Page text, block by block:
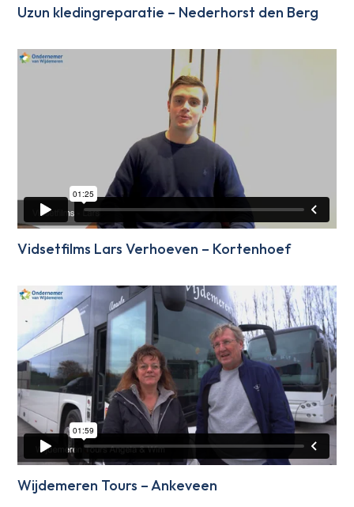
Uzun kledingreparatie – Nederhorst den Berg
Vidsetfilms Lars Verhoeven – Kortenhoef
Wijdemeren Tours – Ankeveen